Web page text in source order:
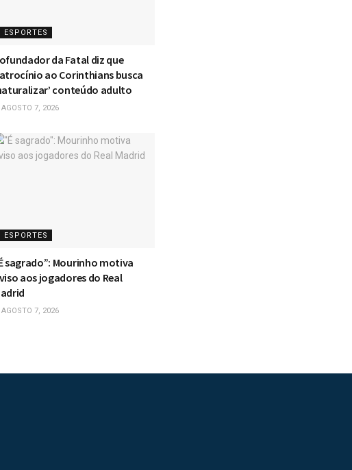
ESPORTES
da Fatal diz que
ao Corinthians busca
conteúdo adulto
7, 2026
ESPORTES
sagrado”: Mourinho motiva
aos jogadores do Real
7, 2026